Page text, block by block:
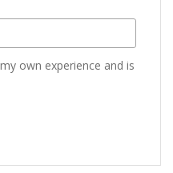
own experience and is